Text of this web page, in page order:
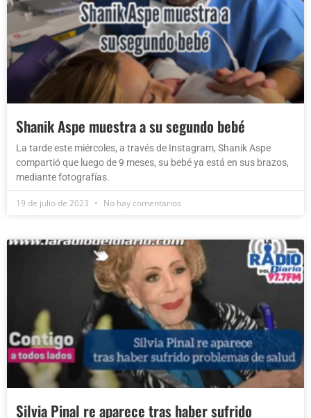
Shanik Aspe muestra a su segundo bebé
La tarde este miércoles, a través de Instagram, Shanik Aspe
compartió que luego de 9 meses, su bebé ya está en sus brazos,
mediante fotografías.
19 de julio de 2023 No hay comentarios
Silvia Pinal re aparece tras haber sufrido